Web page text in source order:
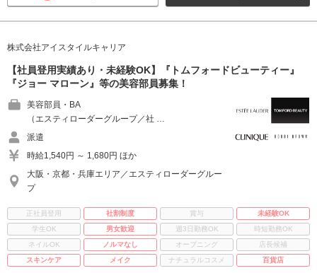
株式会社アイスタイルキャリア
【社員登用実績あり・未経験OK】『トムフォードビューティー』
『ジョー マローン』等の美容部員募集！
美容部員・BA
（エスティローダーグループ／社 …
派遣
時給1,540円 ～ 1,680円 ほか
大阪・京都・兵庫エリア／エスティローダーグルー
プ
正社員登用 社割制度 賞与
未経験OK
学生OK
男女歓迎 週3日勤務OK
時短勤務OK
ネイルOK
ノルマなし オープニング
店長候補
スキンケア
メイク ナチュラルコスメ 百貨店